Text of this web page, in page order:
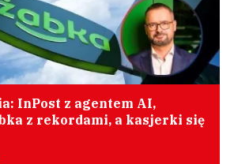
InPost z agentem AI,
z rekordami, a kasjerki się